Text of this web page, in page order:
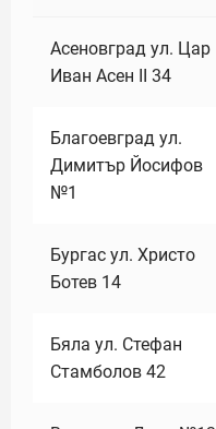
Асеновград ул. Цар
Иван Асен II 34
Благоевград ул.
Димитър Йосифов
№1
Бургас ул. Христо
Ботев 14
Бяла ул. Стефан
Стамболов 42